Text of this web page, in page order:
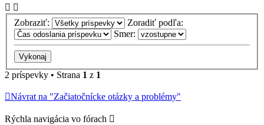
Zobraziť:
Zoradiť podľa:
Smer:
2 príspevky • Strana 1 z 1
Návrat na "Začiatočnícke otázky a problémy"
Rýchla navigácia vo fórach